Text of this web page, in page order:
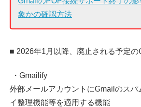
象かの確認方法
■ 2026年1月以降、廃止される予定の
・Gmailify
外部メールアカウントにGmailのスパ
イ整理機能等を適用する機能